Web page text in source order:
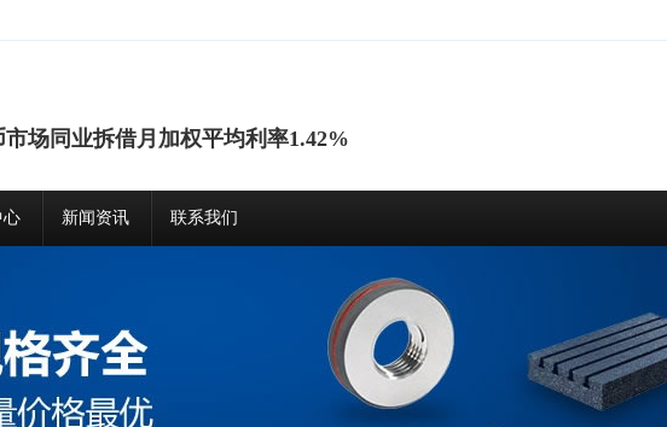
场同业拆借月加权平均利率1.42%
心 新闻资讯 联系我们